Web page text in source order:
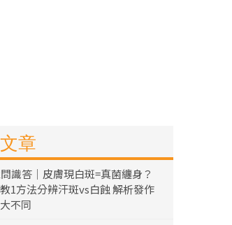
章
識答｜皮膚現白斑=真菌纏身？
1方法分辨汗斑vs白蝕 解析發作
不同